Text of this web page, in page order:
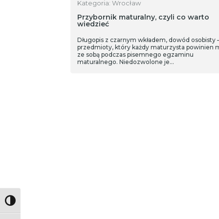
Toggle High Contrast
Kategoria: Wrocław
Przybornik maturalny, czyli co warto
wiedzieć
Długopis z czarnym wkładem, dowód osobisty
przedmioty, który każdy maturzysta powinien
ze sobą podczas pisemnego egzaminu
maturalnego. Niedozwolone je…